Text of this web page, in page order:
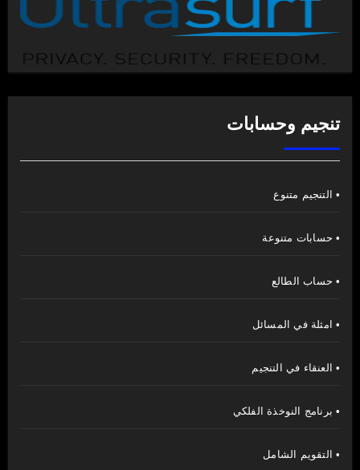
تنجيم وحسابات
• التنجيم متنوع
• حسابات متنوعة
• حساب الطالع
• امثلة في المسائل
• العنقاء في التنجيم
• برنامج النوخذة الفلكي
• التقويم الشامل